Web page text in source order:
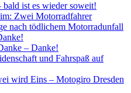
ist es wieder soweit!
Zwei Motorradfahrer
nach tödlichem Motorradunfall
– Danke!
und Fahrspaß auf
wird Eins – Motogiro Dresden